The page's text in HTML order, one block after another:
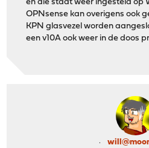
en die staat weer ingesteld op
OPNsense kan overigens ook
KPN glasvezel worden
een v10A ook weer in de doos